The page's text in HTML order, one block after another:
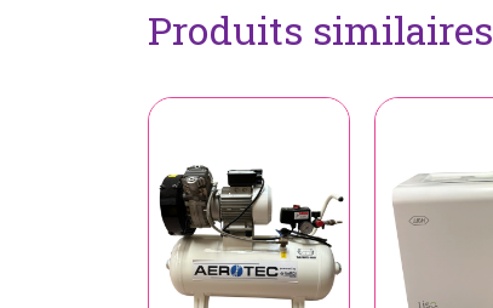
Produits similaires